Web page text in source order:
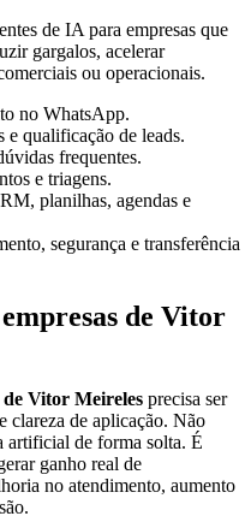
de IA para empresas que
gargalos, acelerar
ou operacionais.
no WhatsApp.
e qualificação de leads.
frequentes.
e triagens.
planilhas, agendas e
segurança e transferência
de Vitor
de Vitor Meireles precisa ser
clareza de aplicação. Não
artificial de forma solta. É
ganho real de
no atendimento, aumento